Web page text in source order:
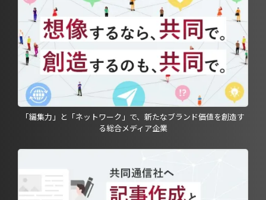
「編集力」と「ネットワーク」で、新たなブランド価値を創造す
る総合メディア企業